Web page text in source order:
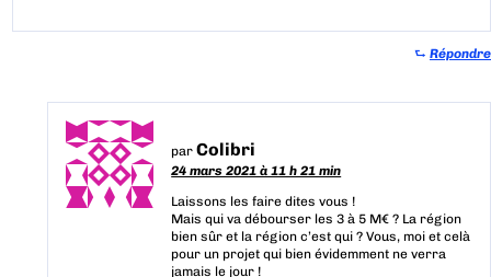
⮑ Répondre
parColibri
24 mars 2021 à 11 h 21 min
Laissons les faire dites vous !
Mais qui va débourser les 3 à 5 M€ ? La région
bien sûr et la région c’est qui ? Vous, moi et celà
pour un projet qui bien évidemment ne verra
jamais le jour !